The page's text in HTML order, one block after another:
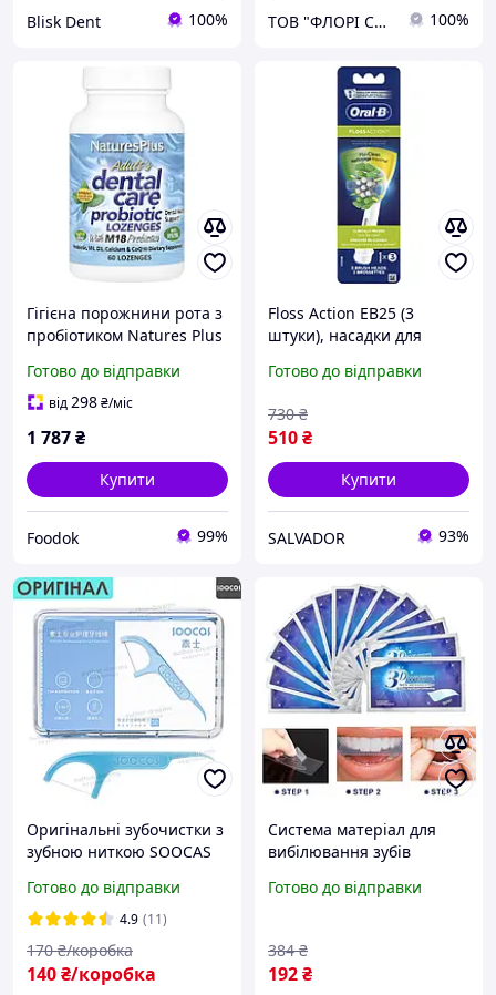
Blisk Dent 100% ТОВ "ФЛОРІ СПРЕЙ" 100%
Гігієна порожнини рота з
пробіотиком Natures Plus
льодяників зі смаком
м'яти
Готово до відправки
від298₴/міс
1 787₴
Купити
Foodok 99%
Floss Action EB25 (3
штуки), насадки для
порожнини рота
Готово до відправки
510₴
730 ₴
Купити
SALVADOR 93%
Оригінальні зубочистки з
зубною ниткою SOOCAS
Picks, 50 штук у зручній
коробці для гігієни рота
Готово до відправки
4.9 (11)
140₴/коробка
170 ₴/коробка
Система матеріал для
вибілювання зубів
порожнини рота засобу
Готово до відправки
192₴
384 ₴